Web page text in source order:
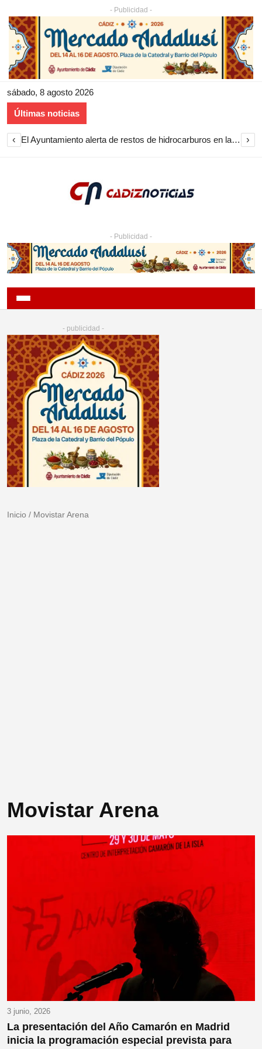
- Publicidad -
sábado, 8 agosto 2026
Últimas noticias
‹ El Ayuntamiento inicia la restauración de las marquesinas de Plaza Esteve para volver a instalarlas en el centro de Jerez ›
- Publicidad -
- publicidad -
Inicio / Movistar Arena
Movistar Arena
3 junio, 2026
La presentación del Año Camarón en Madrid
inicia la programación especial prevista para